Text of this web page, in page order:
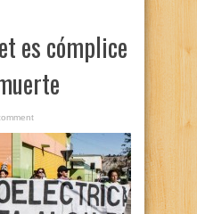
es cómplice